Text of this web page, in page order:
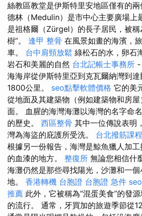
絲教區教堂是伊斯特里安地區僅有的兩
德林（Medulin）是市中心主要廣場上
是祖格爾（Zürgel）的長子居民，被稱
樹”。 逢甲 整骨 在風景如畫的海濱，
車。 台中肩頸放鬆 綠松石的水，卵石
岩石和美麗的自然 台北記帳士事務所 -
海海岸從伊斯特里亞到克瓦爾納灣到
1800公里。 seo點擊軟體價格 它的美
從地面及其建築物（例如建築物和房
面。 血腥的海灣海灘以海灣的名字命
的歷史。 西區整骨 其中一位傳說表明
灣為海盜的庇護所受洗。 台北撥筋課程
根據另一份報告，海灣是鯨魚獵人加
的血漆的地方。 整復所 無論您相信什
海灘仍然是那些尋找陽光，沙灘和一
地。 香港轉機 台胞證 台胞證 急件
推薦 此外，它被稱為“混蛋美食”的發
的流行。 通常，牙買加的旅遊季節從